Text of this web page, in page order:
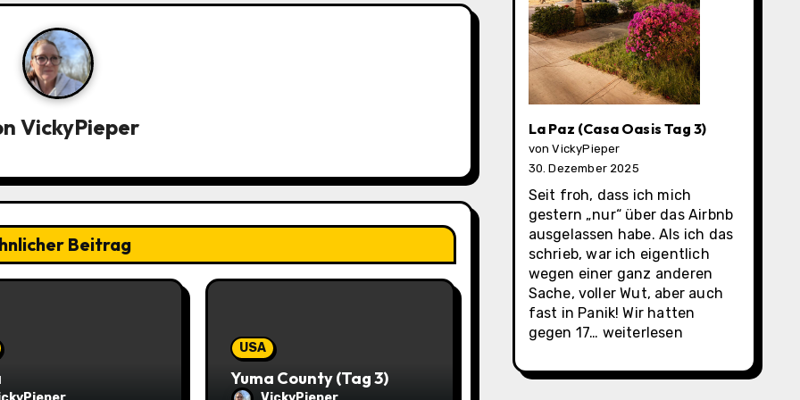
VickyPieper
Beitrag
USA
Yuma County (Tag 3)
La Paz (Casa Oasis Tag 3)
von VickyPieper
30. Dezember 2025
Seit froh, dass ich mich
gestern „nur“ über das Airbnb
ausgelassen habe. Als ich das
schrieb, war ich eigentlich
wegen einer ganz anderen
Sache, voller Wut, aber auch
fast in Panik! Wir hatten
gegen 17… La
(Casa
weiterlesen